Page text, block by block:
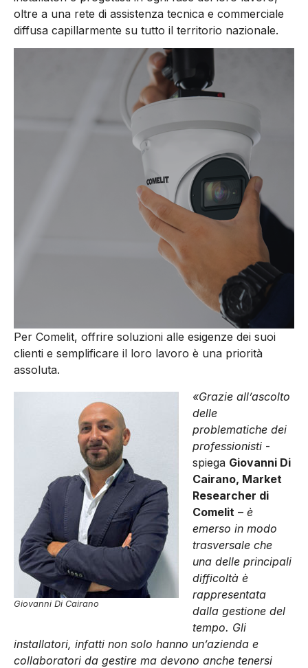
oltre a una rete di assistenza tecnica e commerciale
diffusa capillarmente su tutto il territorio nazionale.
Per Comelit, offrire soluzioni alle esigenze dei suoi
clienti e semplificare il loro lavoro è una priorità
assoluta.
Giovanni Di Cairano
«Grazie all’ascolto
delle
problematiche dei
professionisti ­-
spiega Giovanni Di
Cairano, Market
Researcher di
Comelit – è
emerso in modo
trasversale che
una delle principali
difficoltà è
rappresentata
dalla gestione del
tempo. Gli
installatori, infatti non solo hanno un’azienda e
collaboratori da gestire ma devono anche tenersi